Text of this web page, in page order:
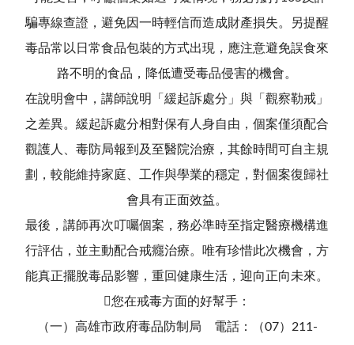
騙專線查證，避免因一時輕信而造成財產損失。另提醒
毒品常以日常食品包裝的方式出現，應注意避免誤食來
路不明的食品，降低遭受毒品侵害的機會。
在說明會中，講師說明「緩起訴處分」與「觀察勒戒」
之差異。緩起訴處分相對保有人身自由，個案僅須配合
觀護人、毒防局報到及至醫院治療，其餘時間可自主規
劃，較能維持家庭、工作與學業的穩定，對個案復歸社
會具有正面效益。
最後，講師再次叮囑個案，務必準時至指定醫療機構進
行評估，並主動配合戒癮治療。唯有珍惜此次機會，方
能真正擺脫毒品影響，重回健康生活，迎向正向未來。
您在戒毒方面的好幫手：
（一）高雄市政府毒品防制局 電話：（07）211-